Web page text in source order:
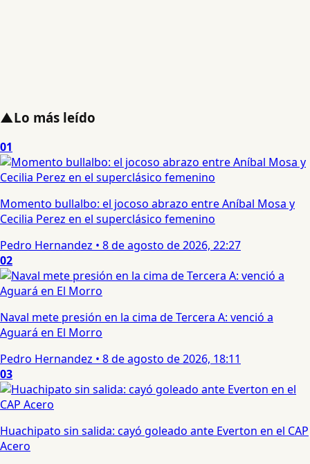
▲Lo más leído
01
Momento bullalbo: el jocoso abrazo entre Aníbal Mosa y
Cecilia Perez en el superclásico femenino
Pedro Hernandez • 8 de agosto de 2026, 22:27
02
Naval mete presión en la cima de Tercera A: venció a
Aguará en El Morro
Pedro Hernandez • 8 de agosto de 2026, 18:11
03
Huachipato sin salida: cayó goleado ante Everton en el CAP
Acero